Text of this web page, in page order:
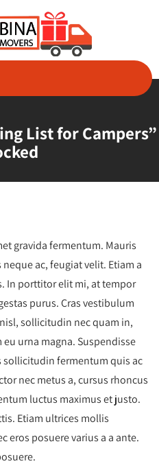
List for Campers”
gravida fermentum. Mauris
ac, feugiat velit. Etiam a
In porttitor elit mi, at tempor
purus. Cras vestibulum
sollicitudin nec quam in,
urna magna. Suspendisse
sollicitudin fermentum quis ac
nec metus a, cursus rhoncus
luctus maximus et justo.
Etiam ultrices mollis
eros posuere varius a a ante.